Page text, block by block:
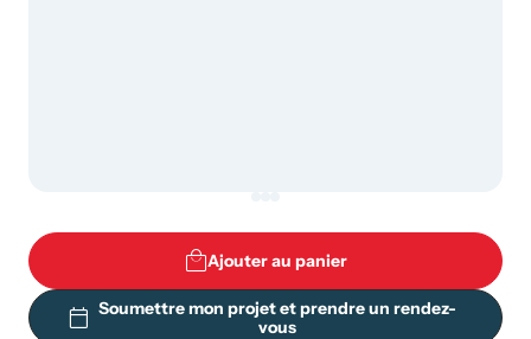
Ajouter au panier
Soumettre mon projet et prendre un rendez-
vous